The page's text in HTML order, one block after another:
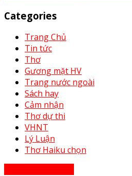
Categories
Trang Chủ
Tin tức
Thơ
Gương mặt HV
Trang nước ngoài
Sách hay
Cảm nhận
Thơ dự thi
VHNT
Lý Luận
Thơ Haiku chọn